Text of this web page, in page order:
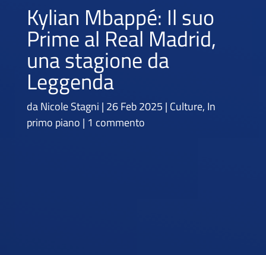
Kylian Mbappé: Il suo
Prime al Real Madrid,
una stagione da
Leggenda
daNicole Stagni 26 Feb 2025 Culture, In
primo piano 1 commento